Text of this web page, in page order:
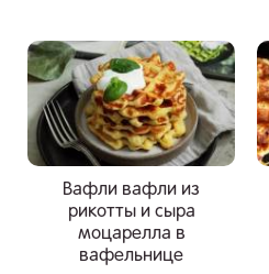
Вафли вафли из
рикотты и сыра
моцарелла в
вафельнице